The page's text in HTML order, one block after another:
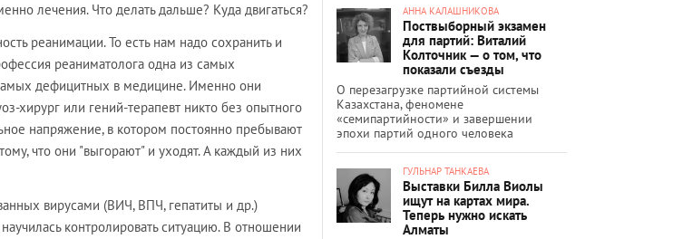
лечения. Что делать дальше? Куда двигаться?
реанимации. То есть нам надо сохранить и
реаниматолога одна из самых
дефицитных в медицине. Именно они
хирург или гений-терапевт никто без опытного
напряжение, в котором постоянно пребывают
что они "выгорают" и уходят. А каждый из них
вирусами (ВИЧ, ВПЧ, гепатиты и др.)
контролировать ситуацию. В отношении
АННА КАЛАШНИКОВА
Поствыборный экзамен
для партий: Виталий
Колточник — о том, что
показали съезды
О перезагрузке партийной системы
Казахстана, феномене
«семипартийности» и завершении
эпохи партий одного человека
ГУЛЬНАР ТАНКАЕВА
Выставки Билла Виолы
ищут на картах мира.
Теперь нужно искать
Алматы